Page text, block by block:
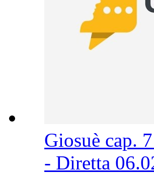
Giosuè cap.
- Diretta